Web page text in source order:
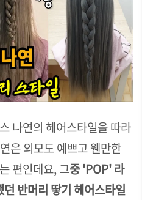
나연의 헤어스타일을 따라
은 외모도 예쁘고 웬만한
편인데요, 그중 'POP' 라
반머리 땋기 헤어스타일